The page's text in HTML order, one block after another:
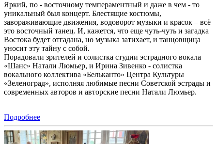
Яркий, по - восточному темпераментный и даже в чем - то
уникальный был концерт. Блестящие костюмы,
завораживающие движения, водоворот музыки и красок – всё
это восточный танец. И, кажется, что еще чуть-чуть и загадка
Востока будет отгадана, но музыка затихает, и танцовщица
уносит эту тайну с собой.
Порадовали зрителей и солистка студии эстрадного вокала
«Шанс» Натали Люмьер, и Ирина Зивенко - солистка
вокального коллектива «Бельканто» Центра Культуры
«Зеленоград», исполняя любимые песни Советской эстрады и
современных авторов и авторские песни Натали Люмьер.
Подробнее